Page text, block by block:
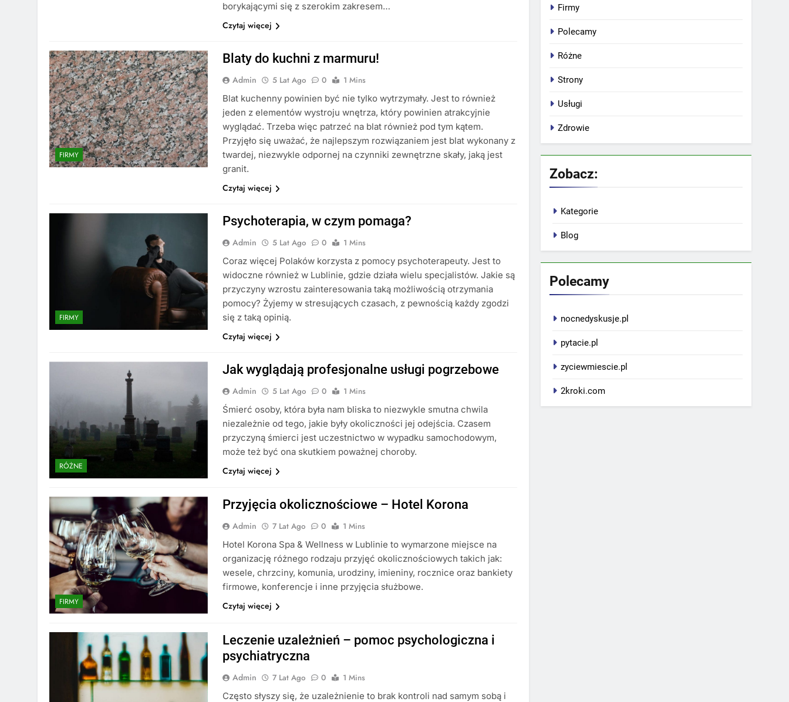
borykającymi się z szerokim zakresem…
Czytaj więcej
FIRMY
Blaty do kuchni z marmuru!
Admin 5 Lat Ago 0
1 Mins
Blat kuchenny powinien być nie tylko wytrzymały. Jest to również
jeden z elementów wystroju wnętrza, który powinien atrakcyjnie
wyglądać. Trzeba więc patrzeć na blat również pod tym kątem.
Przyjęło się uważać, że najlepszym rozwiązaniem jest blat wykonany z
twardej, niezwykle odpornej na czynniki zewnętrzne skały, jaką jest
granit.
Czytaj więcej
FIRMY
Psychoterapia, w czym pomaga?
Admin 5 Lat Ago 0
1 Mins
Coraz więcej Polaków korzysta z pomocy psychoterapeuty. Jest to
widoczne również w Lublinie, gdzie działa wielu specjalistów. Jakie są
przyczyny wzrostu zainteresowania taką możliwością otrzymania
pomocy? Żyjemy w stresujących czasach, z pewnością każdy zgodzi
się z taką opinią.
Czytaj więcej
RÓŻNE
Jak wyglądają profesjonalne usługi pogrzebowe
Admin 5 Lat Ago 0
1 Mins
Śmierć osoby, która była nam bliska to niezwykle smutna chwila
niezależnie od tego, jakie były okoliczności jej odejścia. Czasem
przyczyną śmierci jest uczestnictwo w wypadku samochodowym,
może też być ona skutkiem poważnej choroby.
Czytaj więcej
FIRMY
Przyjęcia okolicznościowe – Hotel Korona
Admin 7 Lat Ago 0
1 Mins
Hotel Korona Spa & Wellness w Lublinie to wymarzone miejsce na
organizację różnego rodzaju przyjęć okolicznościowych takich jak:
wesele, chrzciny, komunia, urodziny, imieniny, rocznice oraz bankiety
firmowe, konferencje i inne przyjęcia służbowe.
Czytaj więcej
Leczenie uzależnień – pomoc psychologiczna i
psychiatryczna
Admin 7 Lat Ago 0
1 Mins
Często słyszy się, że uzależnienie to brak kontroli nad samym sobą i
Firmy
Polecamy
Różne
Strony
Usługi
Zdrowie
Zobacz:
Kategorie
Blog
Polecamy
nocnedyskusje.pl
pytacie.pl
zyciewmiescie.pl
2kroki.com